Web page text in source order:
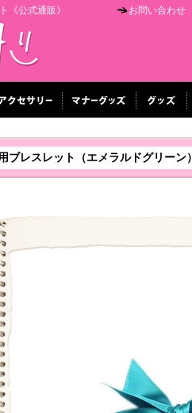
《公式通販》 お問い合わせ
レスレット（エメラルドグリーン）